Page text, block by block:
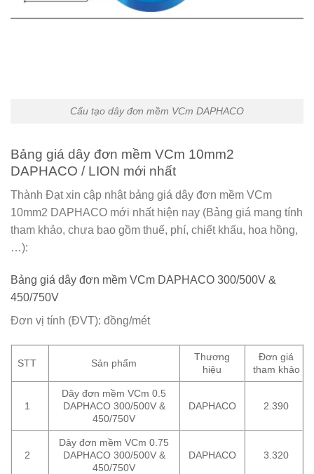
Cấu tạo dây đơn mềm VCm DAPHACO
Bảng giá dây đơn mềm VCm 10mm2
DAPHACO / LION mới nhất
Thành Đạt xin cập nhật bảng giá dây đơn mềm VCm
10mm2 DAPHACO mới nhất hiện nay (Bảng giá mang tính
tham khảo, chưa bao gồm thuế, phí, chiết khấu, hoa hồng,
…):
Bảng giá dây đơn mềm VCm DAPHACO 300/500V &
450/750V
Đơn vị tính (ĐVT): đồng/mét
STT Sản phẩm
Thương
hiệu
Đơn giá
tham khảo
1
Dây đơn mềm VCm 0.5
DAPHACO 300/500V &
450/750V
DAPHACO 2.390
2
Dây đơn mềm VCm 0.75
DAPHACO 300/500V &
450/750V
DAPHACO 3.320